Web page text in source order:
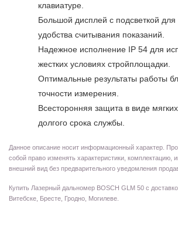
клавиатуре.
Большой дисплей с подсветкой
удобства считывания показаний.
Надежное исполнение IP 54 для
жестких условиях стройплощадки.
Оптимальные результаты работы
точности измерения.
Всесторонняя защита в виде
долгого срока службы.
Данное описание носит информационный характер.
собой право изменять характеристики, комплектацию,
внешний вид без предварительного уведомления
Купить Лазерный дальномер BOSCH GLM 50 с
Витебске, Бресте, Гродно, Могилеве.